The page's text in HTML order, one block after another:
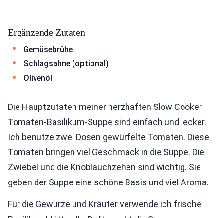
Ergänzende Zutaten
Gemüsebrühe
Schlagsahne (optional)
Olivenöl
Die Hauptzutaten meiner herzhaften Slow Cooker
Tomaten-Basilikum-Suppe sind einfach und lecker.
Ich benutze zwei Dosen gewürfelte Tomaten. Diese
Tomaten bringen viel Geschmack in die Suppe. Die
Zwiebel und die Knoblauchzehen sind wichtig. Sie
geben der Suppe eine schöne Basis und viel Aroma.
Für die Gewürze und Kräuter verwende ich frische